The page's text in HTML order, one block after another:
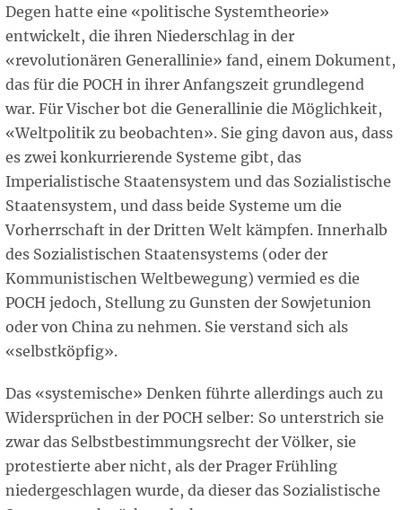
Degen hatte eine «politische Systemtheorie»
entwickelt, die ihren Niederschlag in der
«revolutionären Generallinie» fand, einem Dokument,
das für die POCH in ihrer Anfangszeit grundlegend
war. Für Vischer bot die Generallinie die Möglichkeit,
«Weltpolitik zu beobachten». Sie ging davon aus, dass
es zwei konkurrierende Systeme gibt, das
Imperialistische Staatensystem und das Sozialistische
Staatensystem, und dass beide Systeme um die
Vorherrschaft in der Dritten Welt kämpfen. Innerhalb
des Sozialistischen Staatensystems (oder der
Kommunistischen Weltbewegung) vermied es die
POCH jedoch, Stellung zu Gunsten der Sowjetunion
oder von China zu nehmen. Sie verstand sich als
«selbstköpfig».
Das «systemische» Denken führte allerdings auch zu
Widersprüchen in der POCH selber: So unterstrich sie
zwar das Selbstbestimmungsrecht der Völker, sie
protestierte aber nicht, als der Prager Frühling
niedergeschlagen wurde, da dieser das Sozialistische